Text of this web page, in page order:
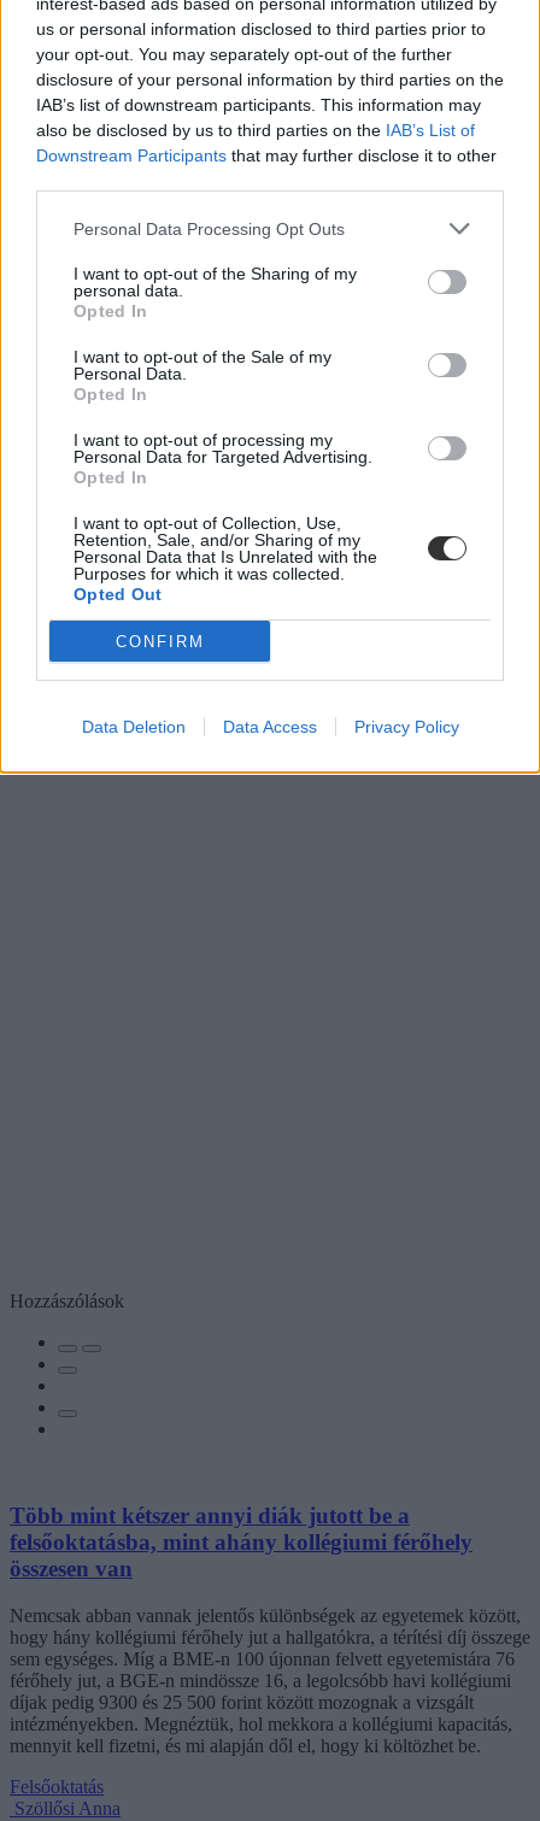
us or personal information disclosed to third parties prior to
your opt-out. You may separately opt-out of the further
disclosure of your personal information by third parties on the
IAB’s list of downstream participants. This information may
also be disclosed by us to third parties on the IAB’s List of
Downstream Participants that may further disclose it to other
Personal Data Processing Opt Outs
I want to opt-out of the Sharing of my
personal data.
Opted In
I want to opt-out of the Sale of my
Personal Data.
Opted In
I want to opt-out of processing my
Personal Data for Targeted Advertising.
Opted In
I want to opt-out of Collection, Use,
Retention, Sale, and/or Sharing of my
Personal Data that Is Unrelated with the
Purposes for which it was collected.
Opted Out
CONFIRM
Data Deletion Data Access Privacy Policy
gyerekek
képernyőidő
Hozzászólások
Több mint kétszer annyi diák jutott be a
felsőoktatásba, mint ahány kollégiumi férőhely
összesen van
Nemcsak abban vannak jelentős különbségek az egyetemek között,
hogy hány kollégiumi férőhely jut a hallgatókra, a térítési díj összege
sem egységes. Míg a BME-n 100 újonnan felvett egyetemistára 76
férőhely jut, a BGE-n mindössze 16, a legolcsóbb havi kollégiumi
díjak pedig 9300 és 25 500 forint között mozognak a vizsgált
intézményekben. Megnéztük, hol mekkora a kollégiumi kapacitás,
mennyit kell fizetni, és mi alapján dől el, hogy ki költözhet be.
Felsőoktatás
Szöllősi Anna